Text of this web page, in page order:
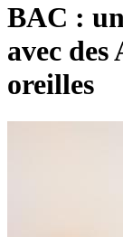
BAC :
avec des
oreilles